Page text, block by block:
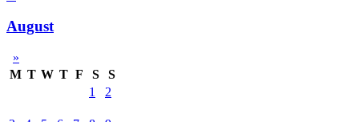
August
»
M T W T F S
S
1
2